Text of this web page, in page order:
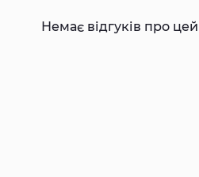
Немає відгуків про